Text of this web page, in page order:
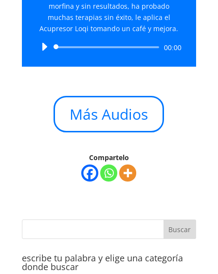
morfina y sin resultados, ha probado
muchas terapias sin éxito, le aplica el
Acupresor Loqi tomando un café y mejora.
Reproductor
audio
00:00
Más Audios
Compartelo
escribe tu palabra y elige una categoría
donde buscar